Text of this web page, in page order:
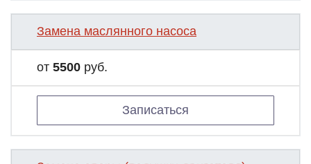
Замена маслянного насоса
от 5500 руб.
Записаться